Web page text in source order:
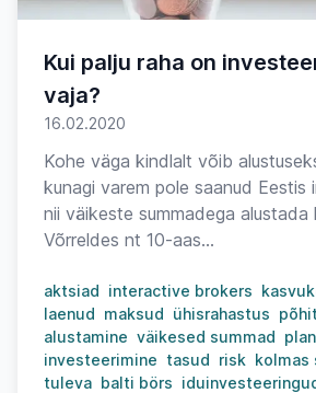
Kui palju raha on
vaja?
16.02.2020
Kohe väga kindlalt võib
kunagi varem pole saanud Eestis
nii väikeste summadega alustada
Võrreldes nt 10-aas...
aktsiad interactive brokers
laenud maksud ühisrahastus
alustamine väikesed summad
investeerimine tasud risk kolmas
tuleva balti börs